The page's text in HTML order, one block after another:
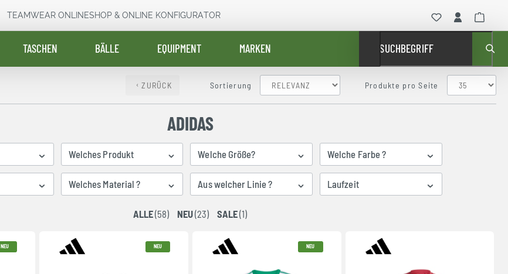
TEAMWEAR ONLINESHOP & ONLINE KONFIGURATOR
TASCHEN BÄLLE EQUIPMENT MARKEN SUCHBEGRIFF
ZURÜCK Sortierung Produkte pro Seite
ADIDAS
Welches Produkt Welche Größe? Welche Farbe ?
Welches Material ? Aus welcher Linie ? Laufzeit
ALLE(58) NEU(23) SALE(1)
NEU NEU NEU